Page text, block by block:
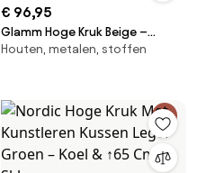
€ 96,95
Glamm Hoge Kruk Beige –
Crème & ↑65 Cm & Natuurlijk
Houten, metalen, stoffen